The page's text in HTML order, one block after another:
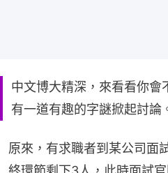
中文博大精深，來看看你會
有一道有趣的字謎掀起討論
原來，有求職者到某公司面